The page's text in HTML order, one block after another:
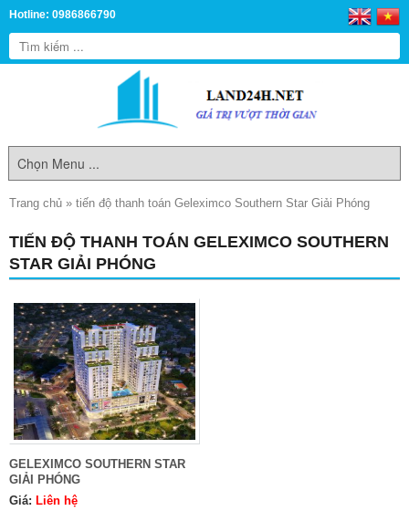
Hotline: 0986866790
Trang chủ » tiến độ thanh toán Geleximco Southern Star Giải Phóng
TIẾN ĐỘ THANH TOÁN GELEXIMCO SOUTHERN
STAR GIẢI PHÓNG
GELEXIMCO SOUTHERN STAR
GIẢI PHÓNG
Giá: Liên hệ